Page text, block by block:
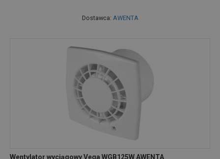
Dostawca: AWENTA
Wentylator wyciągowy Vega WGB125W AWENTA